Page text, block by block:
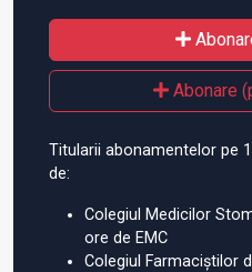
Abonare
Titularii abonamentelor pe
de:
Colegiul Medicilor
ore de EMC
Colegiul Farmaciștilor